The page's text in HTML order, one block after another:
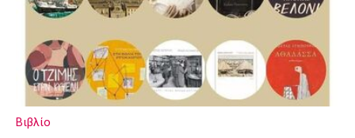
Μονακό
Ερυθρός
Αστέρας
Τότεναμ
Βιβλίο